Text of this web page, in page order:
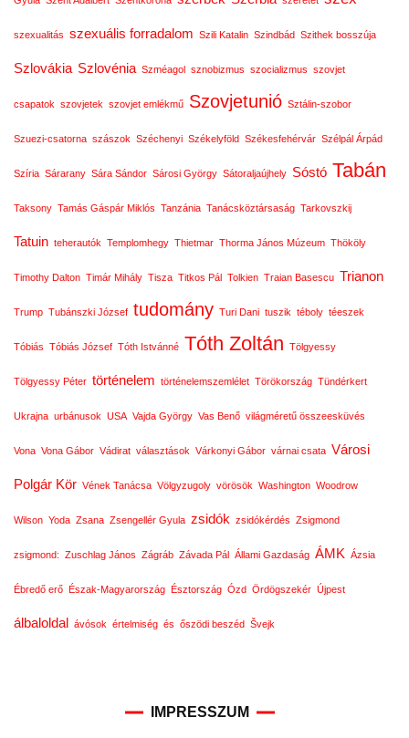
szexualitás szexuális forradalom Szili Katalin Szindbád Szithek bosszúja
Szlovákia Szlovénia Szméagol sznobizmus szocializmus szovjet
csapatok szovjetek szovjet emlékmű Szovjetunió Sztálin-szobor
Szuezi-csatorna szászok Széchenyi Székelyföld Székesfehérvár Szélpál Árpád
Szíria Sárarany Sára Sándor Sárosi György Sátoraljaújhely Sóstó Tabán
Taksony Tamás Gáspár Miklós Tanzánia Tanácsköztársaság Tarkovszkij
Tatuin teherautók Templomhegy Thietmar Thorma János Múzeum Thököly
Timothy Dalton Timár Mihály Tisza Titkos Pál Tolkien Traian Basescu Trianon
Trump Tubánszki József tudomány Turi Dani tuszik téboly téeszek
Tóbiás Tóbiás József Tóth Istvánné Tóth Zoltán Tölgyessy
Tölgyessy Péter történelem történelemszemlélet Törökország Tündérkert
Ukrajna urbánusok USA Vajda György Vas Benő világméretű összeesküvés
Vona Vona Gábor Vádirat választások Várkonyi Gábor várnai csata Városi
Polgár Kör Vének Tanácsa Völgyzugoly vörösök Washington Woodrow
Wilson Yoda Zsana Zsengellér Gyula zsidók zsidókérdés Zsigmond
zsigmond: Zuschlag János Zágráb Závada Pál Állami Gazdaság ÁMK Ázsia
Ébredő erő Észak-Magyarország Észtország Ózd Ördögszekér Újpest
álbaloldal ávósok értelmiség és őszödi beszéd Švejk
IMPRESSZUM